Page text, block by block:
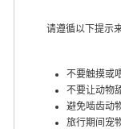
请遵循以下提示
不要触摸或
不要让动物
避免啮齿动
旅行期间宠